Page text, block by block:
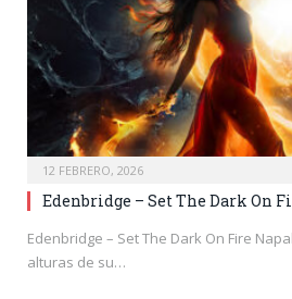
12 FEBRERO, 2026
Edenbridge – Set The Dark On
Edenbridge – Set The Dark On Fire
alturas de su…